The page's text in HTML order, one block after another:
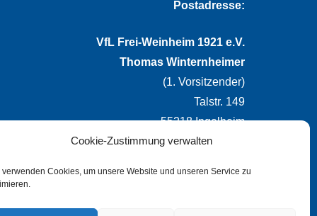
Cookie-Zustimmung verwalten
verwenden Cookies, um unsere Website und unseren Service zu
Postadresse:
VfL Frei-Weinheim 1921 e.V.
Thomas Winternheimer
(1. Vorsitzender)
Talstr. 149
55218 Ingelheim